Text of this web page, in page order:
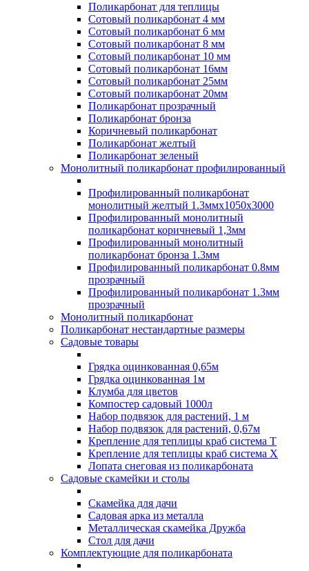
Поликарбонат для теплицы
Сотовый поликарбонат 4 мм
Сотовый поликарбонат 6 мм
Сотовый поликарбонат 8 мм
Сотовый поликарбонат 10 мм
Сотовый поликарбонат 16мм
Сотовый поликарбонат 25мм
Сотовый поликарбонат 20мм
Поликарбонат прозрачный
Поликарбонат бронза
Коричневый поликарбонат
Поликарбонат желтый
Поликарбонат зеленый
Монолитный поликарбонат профилированный
Профилированный поликарбонат
монолитный желтый 1.3ммх1050х3000
Профилированный монолитный
поликарбонат коричневый 1,3мм
Профилированный монолитный
поликарбонат бронза 1.3мм
Профилированный поликарбонат 0.8мм
прозрачный
Профилированный поликарбонат 1.3мм
прозрачный
Монолитный поликарбонат
Поликарбонат нестандартные размеры
Садовые товары
Грядка оцинкованная 0,65м
Грядка оцинкованная 1м
Клумба для цветов
Компостер садовый 1000л
Набор подвязок для растений, 1 м
Набор подвязок для растений, 0,67м
Крепление для теплицы краб система Т
Крепление для теплицы краб система Х
Лопата снеговая из поликарбоната
Садовые скамейки и столы
Скамейка для дачи
Садовая арка из металла
Металлическая скамейка Дружба
Стол для дачи
Комплектующие для поликарбоната